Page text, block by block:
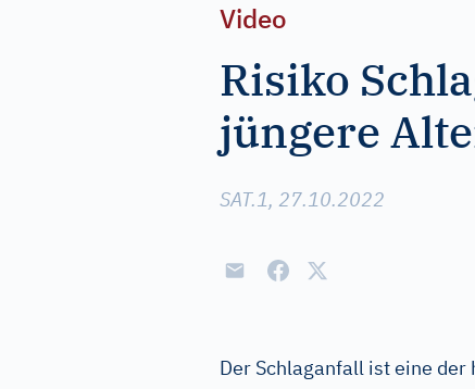
Video
Risiko
jüngere
SAT.1, 27.10.2022
Der Schlaganfall ist eine der